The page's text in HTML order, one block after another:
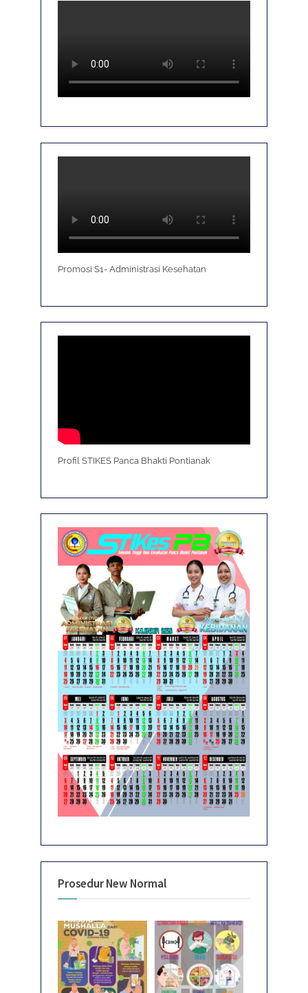
Promosi S1- Administrasi Kesehatan
Profil STIKES Panca Bhakti Pontianak
Prosedur New Normal